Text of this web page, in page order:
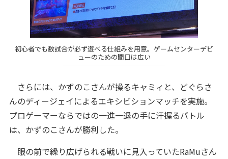
初心者でも数試合が必ず遊べる仕組みを用意。ゲームセンターデビ
ューのための間口は広い
さらには、かずのこさんが操るキャミィと、どぐらさ
んのディージェイによるエキシビションマッチを実施。
プロゲーマーならではの一進一退の手に汗握るバトル
は、かずのこさんが勝利した。
眼の前で繰り広げられる戦いに見入っていたRaMuさん